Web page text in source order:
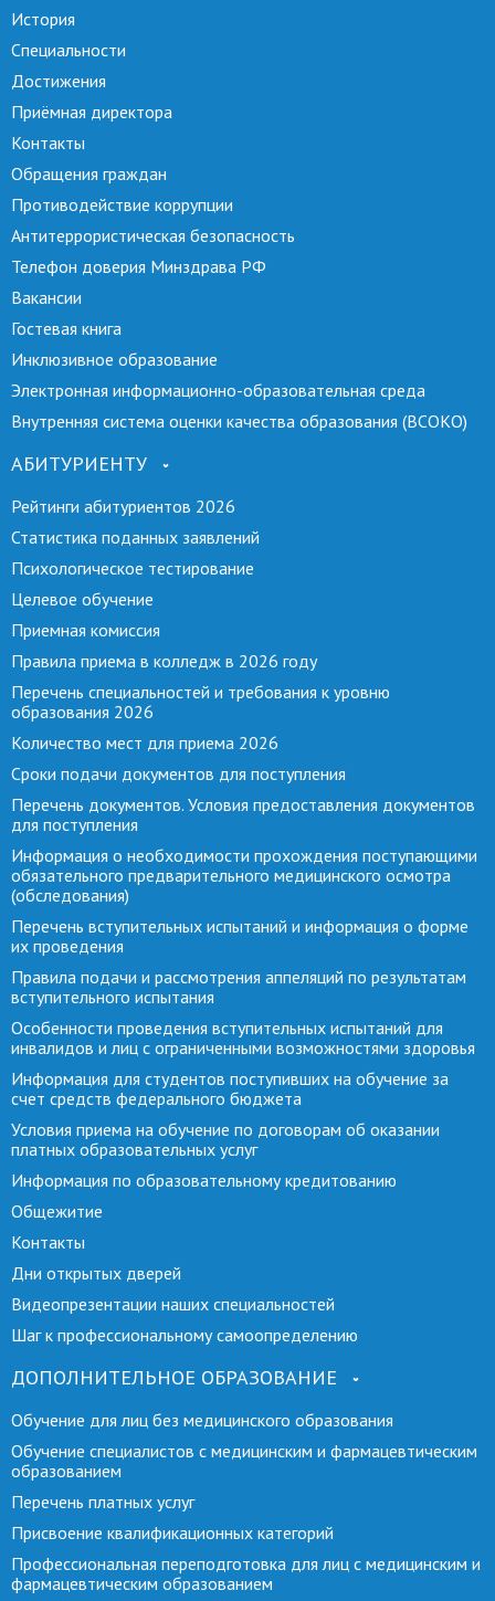
История
Специальности
Достижения
Приёмная директора
Контакты
Обращения граждан
Противодействие коррупции
Антитеррористическая безопасность
Телефон доверия Минздрава РФ
Вакансии
Гостевая книга
Инклюзивное образование
Электронная информационно-образовательная среда
Внутренняя система оценки качества образования (ВСОКО)
АБИТУРИЕНТУ
Рейтинги абитуриентов 2026
Статистика поданных заявлений
Психологическое тестирование
Целевое обучение
Приемная комиссия
Правила приема в колледж в 2026 году
Перечень специальностей и требования к уровню
образования 2026
Количество мест для приема 2026
Сроки подачи документов для поступления
Перечень документов. Условия предоставления документов
для поступления
Информация о необходимости прохождения поступающими
обязательного предварительного медицинского осмотра
(обследования)
Перечень вступительных испытаний и информация о форме
их проведения
Правила подачи и рассмотрения аппеляций по результатам
вступительного испытания
Особенности проведения вступительных испытаний для
инвалидов и лиц с ограниченными возможностями здоровья
Информация для студентов поступивших на обучение за
счет средств федерального бюджета
Условия приема на обучение по договорам об оказании
платных образовательных услуг
Информация по образовательному кредитованию
Общежитие
Контакты
Дни открытых дверей
Видеопрезентации наших специальностей
Шаг к профессиональному самоопределению
ДОПОЛНИТЕЛЬНОЕ ОБРАЗОВАНИЕ
Обучение для лиц без медицинского образования
Обучение специалистов с медицинским и фармацевтическим
образованием
Перечень платных услуг
Присвоение квалификационных категорий
Профессиональная переподготовка для лиц с медицинским и
фармацевтическим образованием